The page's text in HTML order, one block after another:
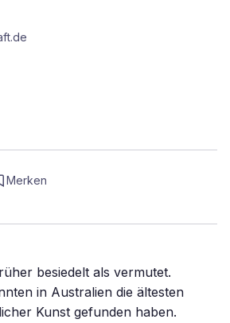
Merken
besiedelt als vermutet.
in Australien die ältesten
Kunst gefunden haben.